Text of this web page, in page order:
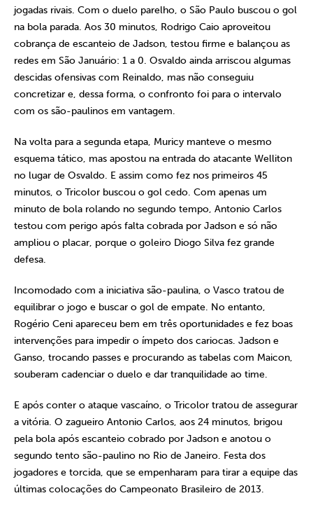
jogadas rivais. Com o duelo parelho, o São Paulo buscou o gol
na bola parada. Aos 30 minutos, Rodrigo Caio aproveitou
cobrança de escanteio de Jadson, testou firme e balançou as
redes em São Januário: 1 a 0. Osvaldo ainda arriscou algumas
descidas ofensivas com Reinaldo, mas não conseguiu
concretizar e, dessa forma, o confronto foi para o intervalo
com os são-paulinos em vantagem.
Na volta para a segunda etapa, Muricy manteve o mesmo
esquema tático, mas apostou na entrada do atacante Welliton
no lugar de Osvaldo. E assim como fez nos primeiros 45
minutos, o Tricolor buscou o gol cedo. Com apenas um
minuto de bola rolando no segundo tempo, Antonio Carlos
testou com perigo após falta cobrada por Jadson e só não
ampliou o placar, porque o goleiro Diogo Silva fez grande
defesa.
Incomodado com a iniciativa são-paulina, o Vasco tratou de
equilibrar o jogo e buscar o gol de empate. No entanto,
Rogério Ceni apareceu bem em três oportunidades e fez boas
intervenções para impedir o ímpeto dos cariocas. Jadson e
Ganso, trocando passes e procurando as tabelas com Maicon,
souberam cadenciar o duelo e dar tranquilidade ao time.
E após conter o ataque vascaíno, o Tricolor tratou de assegurar
a vitória. O zagueiro Antonio Carlos, aos 24 minutos, brigou
pela bola após escanteio cobrado por Jadson e anotou o
segundo tento são-paulino no Rio de Janeiro. Festa dos
jogadores e torcida, que se empenharam para tirar a equipe das
últimas colocações do Campeonato Brasileiro de 2013.